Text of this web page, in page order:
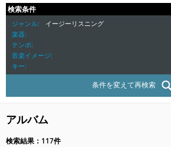
検索条件
ジャンル
イージーリスニング
楽器
テンポ
音楽イメージ
キー
条件を変えて再検索
アルバム
検索結果：117件